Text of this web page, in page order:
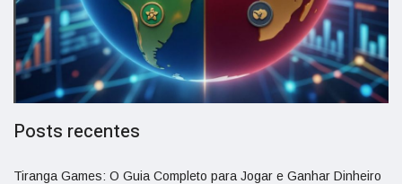
Posts recentes
Tiranga Games: O Guia Completo para Jogar e Ganhar Dinheiro